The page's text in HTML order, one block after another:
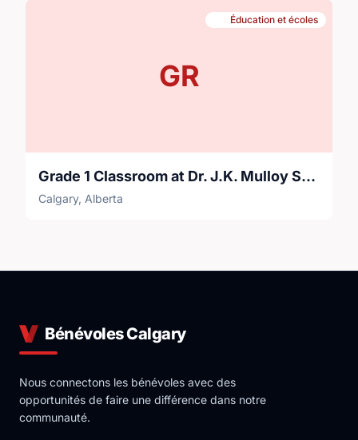
GR
Éducation et écoles
Grade 1 Classroom at Dr. J.K. Mulloy School (CBE)
Calgary, Alberta
Bénévoles Calgary
Nous connectons les bénévoles avec des
opportunités de faire une différence dans notre
communauté.